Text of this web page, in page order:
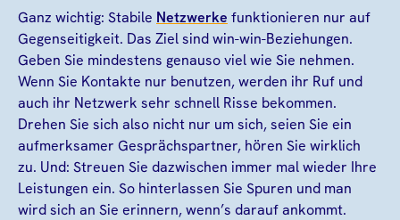
Ganz wichtig: Stabile Netzwerke funktionieren nur auf
Gegenseitigkeit. Das Ziel sind win-win-Beziehungen.
Geben Sie mindestens genauso viel wie Sie nehmen.
Wenn Sie Kontakte nur benutzen, werden ihr Ruf und
auch ihr Netzwerk sehr schnell Risse bekommen.
Drehen Sie sich also nicht nur um sich, seien Sie ein
aufmerksamer Gesprächspartner, hören Sie wirklich
zu. Und: Streuen Sie dazwischen immer mal wieder Ihre
Leistungen ein. So hinterlassen Sie Spuren und man
wird sich an Sie erinnern, wenn’s darauf ankommt.